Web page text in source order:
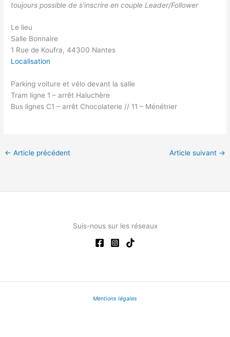
toujours possible de s’inscrire en couple Leader/Follower
Le lieu
Salle Bonnaire
1 Rue de Koufra, 44300 Nantes
Localisation
Parking voiture et vélo devant la salle
Tram ligne 1 – arrêt Haluchère
Bus lignes C1 – arrêt Chocolaterie // 11 – Ménétrier
← Article précédent Article suivant →
Suis-nous sur les réseaux
Mentions légales